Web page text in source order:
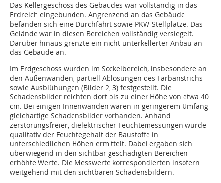
Das Kellergeschoss des Gebäudes war vollständig in das
Erdreich eingebunden. Angren­zend an das Gebäude
befanden sich eine Durchfahrt sowie PKW-Stellplätze. Das
Gelände war in diesen Bereichen vollständig versiegelt.
Darüber hinaus grenzte ein nicht unterkellerter Anbau an
das Gebäude an.
Im Erdgeschoss wurden im Sockelbereich, insbesondere an
den Außenwänden, partiell Ablösungen des Farbanstrichs
sowie Aus­blühungen (Bilder 2, 3) festgestellt. Die
Schadensbilder reichten dort bis zu einer Höhe von etwa 40
cm. Bei einigen Innenwänden waren in geringerem Umfang
gleich­artige Schadensbilder vorhanden. Anhand
zerstörungsfreier, dielektrischer Feuchtemessungen wurde
qualitativ der Feuchtegehalt der Baustoffe in
unterschiedlichen Höhen ermittelt. Dabei ergaben sich
überwiegend in den sichtbar geschädigten Bereichen
erhöhte Werte. Die Messwerte korrespondierten insofern
weitgehend mit den sichtbaren Schadens­bildern.